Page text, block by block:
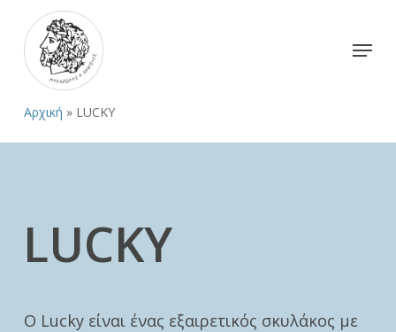
main
content
Menu
Αρχική » LUCKY
LUCKY
O Lucky είναι ένας εξαιρετικός σκυλάκος με
Close